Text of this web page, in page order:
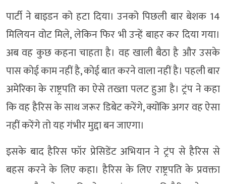
पार्टी ने बाइडन को हटा दिया। उनको पिछली बार बेशक 14
मिलियन वोट मिले, लेकिन फिर भी उन्हें बाहर कर दिया गया।
अब वह कुछ कहना चाहता है। वह खाली बैठा है और उसके
पास कोई काम नहीं है, कोई बात करने वाला नहीं है। पहली बार
अमेरिका के राष्ट्रपति का ऐसे तख्ता पलट हुआ है। ट्रंप ने कहा
कि वह हैरिस के साथ जरूर डिबेट करेंगे, क्योंकि अगर वह ऐसा
नहीं करेंगे तो यह गंभीर मुद्दा बन जाएगा।
इसके बाद हैरिस फॉर प्रेसिडेंट अभियान ने ट्रंप से हैरिस से
बहस करने के लिए कहा। हैरिस के लिए राष्ट्रपति के प्रवक्ता